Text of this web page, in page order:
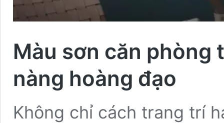
Màu sơn căn phòng
nàng hoàng đạo
Không chỉ cách trang trí